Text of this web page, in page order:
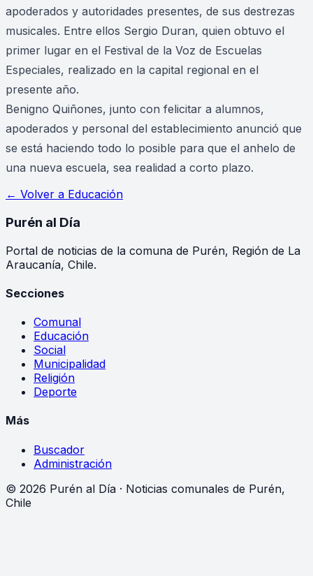
apoderados y autoridades presentes, de sus destrezas
musicales. Entre ellos Sergio Duran, quien obtuvo el
primer lugar en el Festival de la Voz de Escuelas
Especiales, realizado en la capital regional en el
presente año.
Benigno Quiñones, junto con felicitar a alumnos,
apoderados y personal del establecimiento anunció que
se está haciendo todo lo posible para que el anhelo de
una nueva escuela, sea realidad a corto plazo.
← Volver a Educación
Purén al Día
Portal de noticias de la comuna de Purén, Región de La
Araucanía, Chile.
Secciones
Comunal
Educación
Social
Municipalidad
Religión
Deporte
Más
Buscador
Administración
© 2026 Purén al Día · Noticias comunales de Purén,
Chile